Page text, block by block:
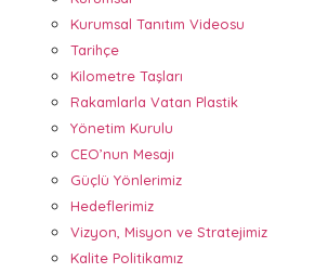
Kurumsal Tanıtım Videosu
Tarihçe
Kilometre Taşları
Rakamlarla Vatan Plastik
Yönetim Kurulu
CEO’nun Mesajı
Güçlü Yönlerimiz
Hedeflerimiz
Vizyon, Misyon ve Stratejimiz
Kalite Politikamız